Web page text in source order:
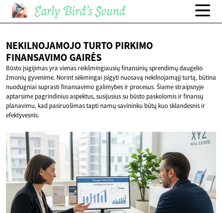
NEKILNOJAMOJO TURTO PIRKIMO
FINANSAVIMO GAIRĖS
Būsto įsigijimas yra vienas reikšmingiausių finansinių sprendimų daugelio
žmonių gyvenime. Norint sėkmingai įsigyti nuosavą nekilnojamąjį turtą, būtina
nuodugniai suprasti finansavimo galimybes ir procesus. Šiame straipsnyje
aptarsime pagrindinius aspektus, susijusius su būsto paskolomis ir finansų
planavimu, kad pasiruošimas tapti namų savininku būtų kuo sklandesnis ir
efektyvesnis.